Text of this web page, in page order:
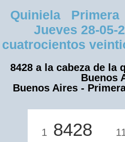
Quiniela
Jueves 28-05-
cuatrocientos
8428 a la cabeza de la
Buenos
Buenos Aires -
1 8428